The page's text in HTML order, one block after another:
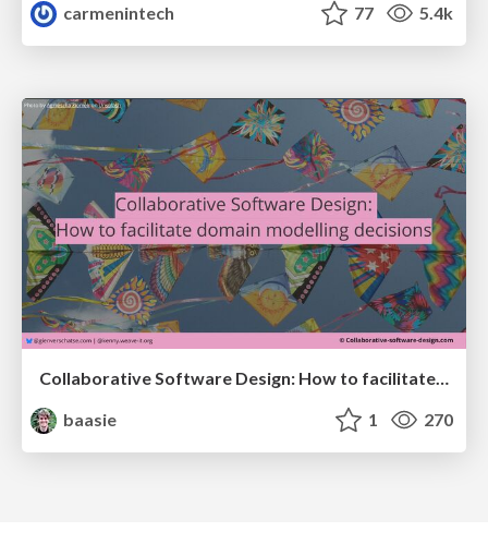
carmenintech
77 5.4k
Collaborative Software Design: How to facilitate domain modelling decisions
baasie
1 270